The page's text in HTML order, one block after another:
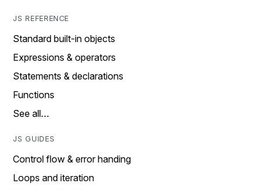
JS REFERENCE
Standard built-in objects
Expressions & operators
Statements & declarations
Functions
See all…
JS GUIDES
Control flow & error handing
Loops and iteration